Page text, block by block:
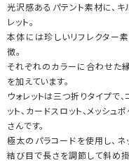
光沢感あるパテント素材に、キ
レット。
本体には珍しいリフレクター
徴。
それぞれのカラーに合わせた
を加えています。
ウォレットは三つ折りタイプで
ット、カードスロット、メッシ
さんです。
極太のパラコードを使用し、ネ
結び目で長さを調節して斜め